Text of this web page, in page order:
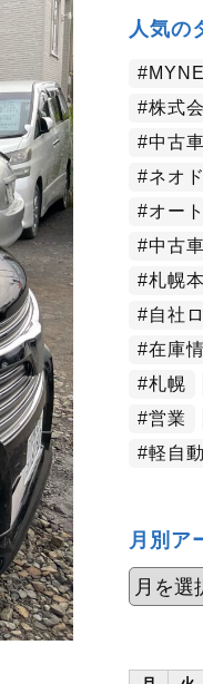
人気の
株式
中古
ネオ
オー
中古車
札幌
自社
在庫
札幌
営業
軽自
月別ア